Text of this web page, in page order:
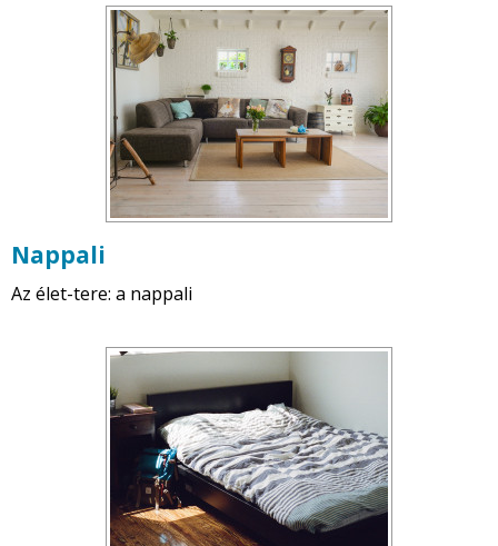
Nappali
Az élet-tere: a nappali